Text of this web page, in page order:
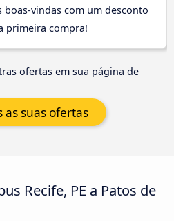
boas-vindas com um desconto
primeira compra!
ofertas em sua página de
as suas ofertas
Recife, PE a Patos de